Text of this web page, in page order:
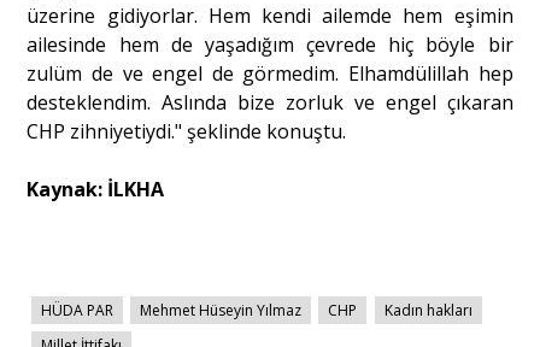
üzerine gidiyorlar. Hem kendi ailemde hem eşimin
ailesinde hem de yaşadığım çevrede hiç böyle bir
zulüm de ve engel de görmedim. Elhamdülillah hep
desteklendim. Aslında bize zorluk ve engel çıkaran
CHP zihniyetiydi." şeklinde konuştu.
Kaynak: İLKHA
HÜDA PAR Mehmet Hüseyin Yılmaz CHP
Kadın hakları